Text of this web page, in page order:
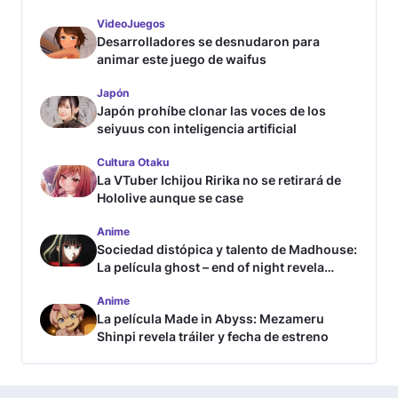
VideoJuegos
Desarrolladores se desnudaron para
animar este juego de waifus
Japón
Japón prohíbe clonar las voces de los
seiyuus con inteligencia artificial
Cultura Otaku
La VTuber Ichijou Ririka no se retirará de
Hololive aunque se case
Anime
Sociedad distópica y talento de Madhouse:
La película ghost – end of night revela
Anime
La película Made in Abyss: Mezameru
Shinpi revela tráiler y fecha de estreno